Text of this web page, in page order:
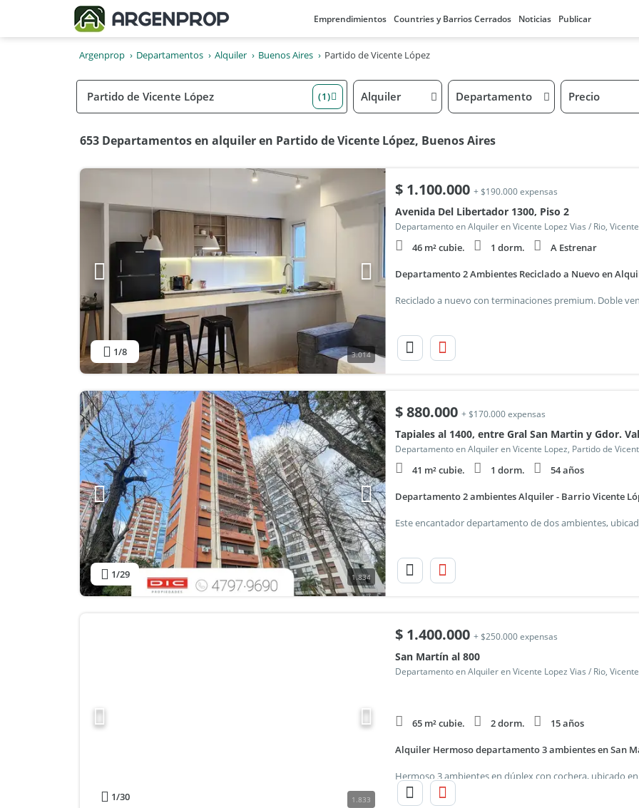
Emprendimientos Countries y Barrios Cerrados Noticias Publicar
Argenprop Departamentos Alquiler Buenos Aires Partido de Vicente López
(1) Alquiler Departamento Precio
653 Departamentos en alquiler en Partido de Vicente López, Buenos Aires
1/8 3.014
$1.100.000 + $190.000 expensas
Avenida Del Libertador 1300, Piso 2
Departamento en Alquiler en Vicente Lopez Vias / Rio,
46 m² cubie. 1 dorm. A Estrenar
Departamento 2 Ambientes Reciclado a Nuevo en
1/29 1.834
$880.000 + $170.000 expensas
Tapiales al 1400, entre Gral San Martin y Gdor.
Departamento en Alquiler en Vicente Lopez, Partido de
41 m² cubie. 1 dorm. 54 años
Departamento 2 ambientes Alquiler - Barrio Vicente
1/30 1.833
$1.400.000 + $250.000 expensas
San Martín al 800
Departamento en Alquiler en Vicente Lopez Vias / Rio,
65 m² cubie. 2 dorm. 15 años
Alquiler Hermoso departamento 3 ambientes en San